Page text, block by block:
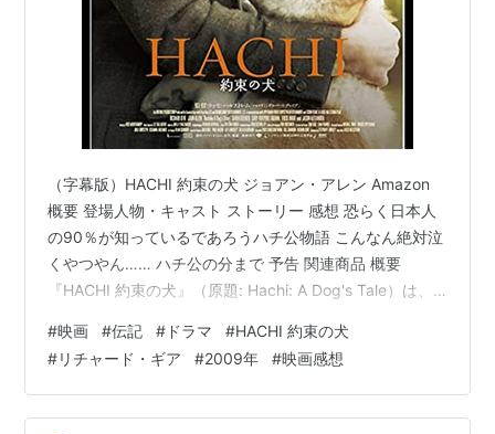
（字幕版）HACHI 約束の犬 ジョアン・アレン Amazon
概要 登場人物・キャスト ストーリー 感想 恐らく日本人
の90％が知っているであろうハチ公物語 こんなん絶対泣
くやつやん…… ハチ公の分まで 予告 関連商品 概要
『HACHI 約束の犬』（原題: Hachi: A Dog's Tale）は、
の実話を描いた1987年（昭和62年）の日本映画『ハチ公
物語』のリメイク作品である。 日本では2009年（平成
21年）8月8日に全国劇場公開された。フジテレビジョン
開局50周年記念作品でもあり、地上波では2010年（平成
#映画 #伝記 # ドラマ #HACHI 約束の犬
#リチャード・ギア #2009年 #映画感想